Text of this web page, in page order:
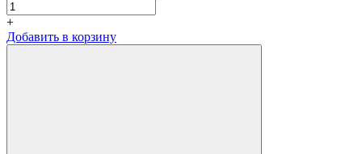
+
Добавить в корзину